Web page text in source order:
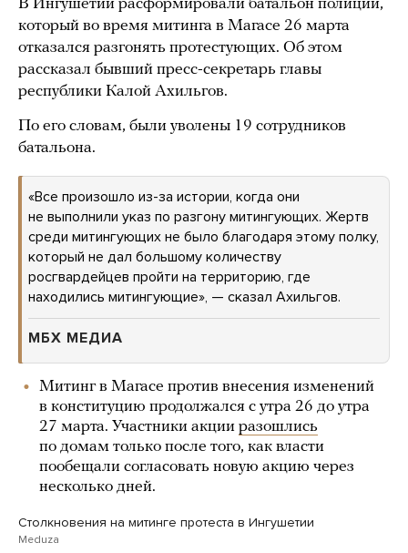
В Ингушетии расформировали батальон полиции,
который во время митинга в Магасе 26 марта
отказался разгонять протестующих. Об этом
рассказал бывший пресс-секретарь главы
республики Калой Ахильгов.
По его словам, были уволены 19 сотрудников
батальона.
«Все произошло из-за истории, когда они
не выполнили указ по разгону митингующих. Жертв
среди митингующих не было благодаря этому полку,
который не дал большому количеству
росгвардейцев пройти на территорию, где
находились митингующие», — сказал Ахильгов.
МБХ МЕДИА
Митинг в Магасе против внесения изменений
в конституцию продолжался с утра 26 до утра
27 марта. Участники акции разошлись
по домам только после того, как власти
пообещали согласовать новую акцию через
несколько дней.
Столкновения на митинге протеста в Ингушетии
Meduza